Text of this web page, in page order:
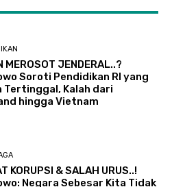
MEROSOT JENDERAL..?
Soroti Pendidikan RI yang
Tertinggal, Kalah dari
hingga Vietnam
KORUPSI & SALAH URUS..!
Negara Sebesar Kita Tidak